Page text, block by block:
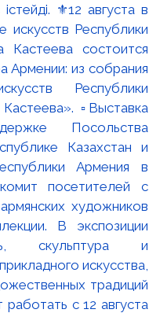
⚜️12 августа в
искусств Республики
Кастеева состоится
Армении: из собрания
Республики
▫️Выставка
Посольства
Казахстан и
Армения в
посетителей с
художников
В экспозиции
скульптура и
искусства,
традиций
с 12 августа